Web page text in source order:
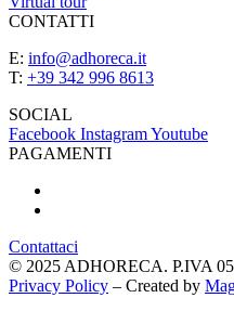
CONTATTI
E: info@adhoreca.it
T: +39 342 996 8613
SOCIAL
Facebook InstagramYoutube
PAGAMENTI
Contattaci
© 2025 ADHORECA. P.IVA
Privacy Policy – Created by